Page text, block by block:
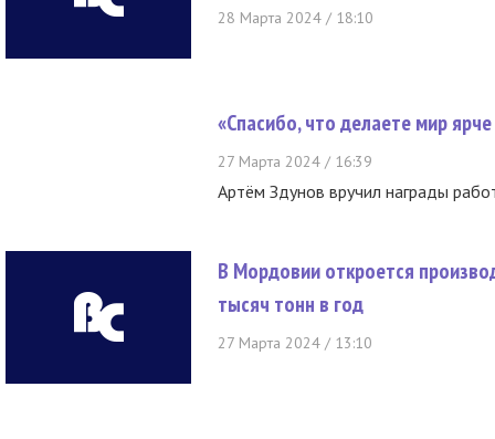
28 Марта 2024 / 18:10
«Спасибо, что делаете мир
27 Марта 2024 / 16:39
Артём Здунов вручил награды
В Мордовии откроется
тысяч тонн в год
27 Марта 2024 / 13:10